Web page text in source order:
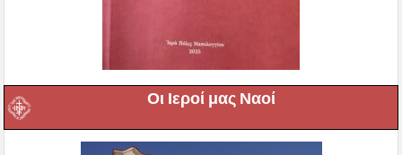
Οι Ιεροί μας Ναοί